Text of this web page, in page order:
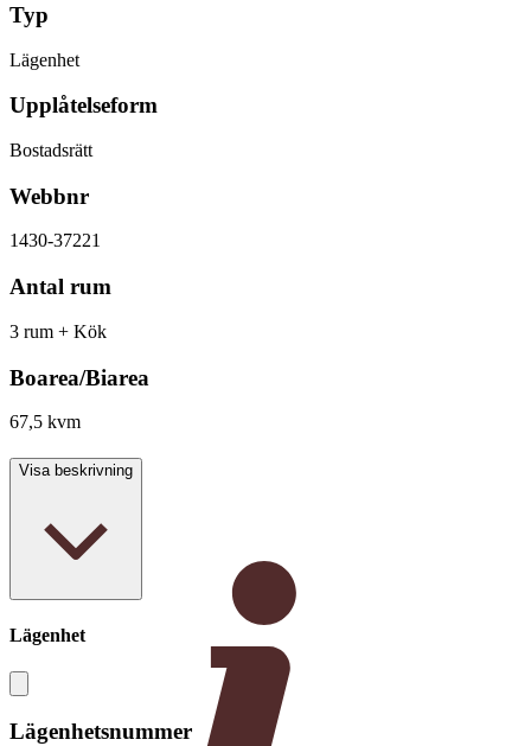
Typ
Lägenhet
Upplåtelseform
Bostadsrätt
Webbnr
1430-37221
Antal rum
3 rum + Kök
Boarea/Biarea
67,5 kvm
Visa beskrivning
Lägenhet
Lägenhetsnummer